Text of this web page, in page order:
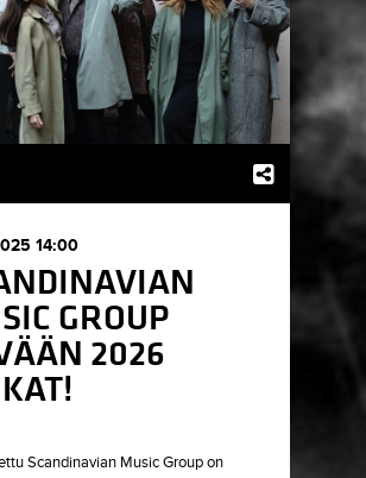
14:00
GROUP
2026
Scandinavian Music Group on